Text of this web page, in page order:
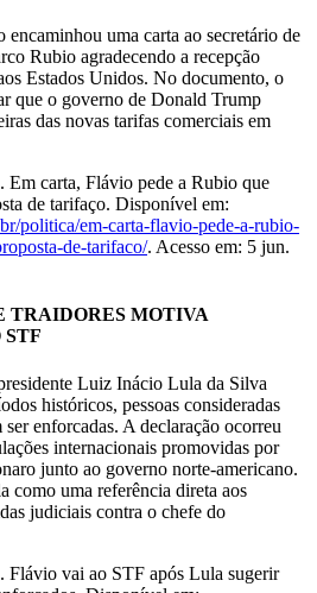
uma carta ao secretário de
Rubio agradecendo a recepção
Estados Unidos. No documento, o
que o governo de Donald Trump
das novas tarifas comerciais em
carta, Flávio pede a Rubio que
de tarifaço. Disponível em:
politica/em-carta-flavio-pede-a-rubio-
de-tarifaco/. Acesso em: 5 jun.
TRAIDORES MOTIVA
STF
Luiz Inácio Lula da Silva
históricos, pessoas consideradas
enforcadas. A declaração ocorreu
internacionais promovidas por
junto ao governo norte-americano.
como uma referência direta aos
judiciais contra o chefe do
vai ao STF após Lula sugerir